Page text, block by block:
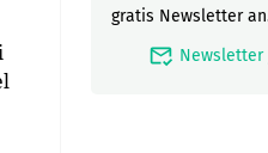
gratis Newsletter
mark_email_read